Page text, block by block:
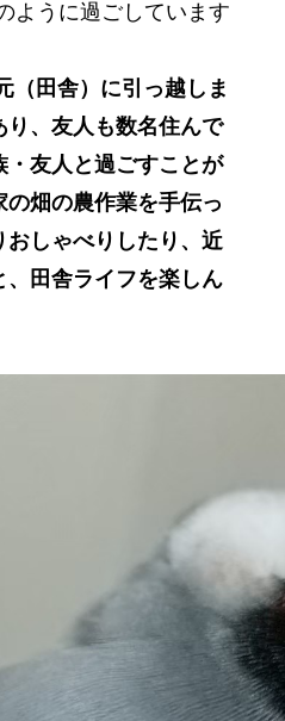
ように過ごしています
（田舎）に引っ越しま
り、友人も数名住んで
友人と過ごすことが
畑の農作業を手伝っ
しゃべりしたり、近
、田舎ライフを楽しん